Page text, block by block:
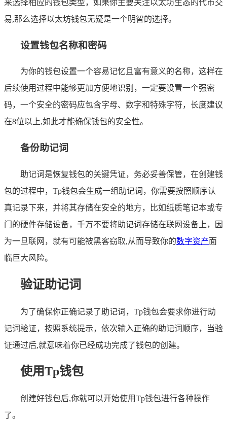
来选择相应的钱包类型，如果你主要关注以太坊生态的代币交
易,那么选择以太坊钱包无疑是一个明智的选择。
设置钱包名称和密码
为你的钱包设置一个容易记忆且富有意义的名称，这样在
后续使用过程中能够更加方便地识别，一定要设置一个强密
码，一个安全的密码应包含字母、数字和特殊字符，长度建议
在8位以上,如此才能确保钱包的安全性。
备份助记词
助记词是恢复钱包的关键凭证，务必妥善保管，在创建钱
包的过程中，Tp钱包会生成一组助记词，你需要按照顺序认
真记录下来，并将其存储在安全的地方，比如纸质笔记本或专
门的硬件存储设备，千万不要将助记词存储在联网设备上，因
为一旦联网，就有可能被黑客窃取,从而导致你的数字资产面
临巨大风险。
验证助记词
为了确保你正确记录了助记词，Tp钱包会要求你进行助
记词验证，按照系统提示，依次输入正确的助记词顺序，当验
证通过后,就意味着你已经成功完成了钱包的创建。
使用Tp钱包
创建好钱包后,你就可以开始使用Tp钱包进行各种操作
了。